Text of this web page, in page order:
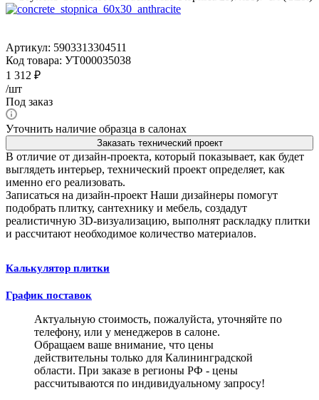
Артикул: 5903313304511
Код товара: УТ000035038
1 312 ₽
/шт
Под заказ
Уточнить наличие образца в салонах
Заказать технический проект
В отличие от дизайн-проекта, который показывает, как будет
выглядеть интерьер, технический проект определяет, как
именно его реализовать.
Записаться на дизайн-проект Наши дизайнеры помогут
подобрать плитку, сантехнику и мебель, создадут
реалистичную 3D-визуализацию, выполнят раскладку плитки
и рассчитают необходимое количество материалов.
Калькулятор плитки
График поставок
Актуальную стоимость, пожалуйста, уточняйте по
телефону, или у менеджеров в салоне.
Обращаем ваше внимание, что цены
действительны только для Калининградской
области. При заказе в регионы РФ - цены
рассчитываются по индивидуальному запросу!